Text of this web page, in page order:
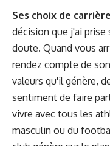
Ses choix de
décision que j'ai prise
doute. Quand vous
rendez compte de
valeurs qu'il génère,
sentiment de faire
vivre avec tous les
masculin ou du